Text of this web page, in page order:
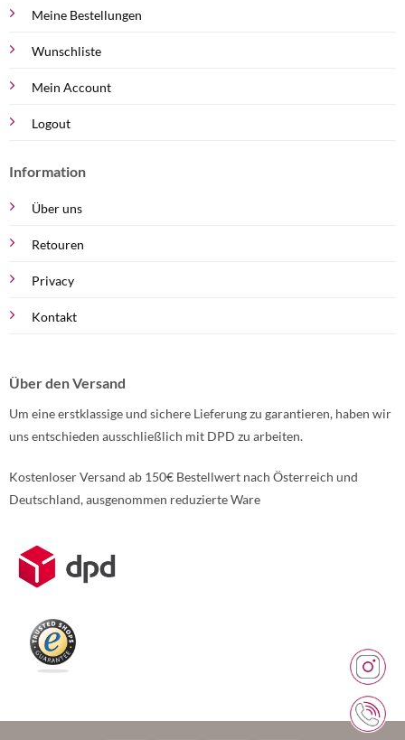
Meine Bestellungen
Wunschliste
Mein Account
Logout
Information
Über uns
Retouren
Privacy
Kontakt
Über den Versand
Um eine erstklassige und sichere Lieferung zu garantieren, haben wir
uns entschieden ausschließlich mit DPD zu arbeiten.
Kostenloser Versand ab 150€ Bestellwert nach Österreich und
Deutschland, ausgenommen reduzierte Ware
Weitere Informationen über den gesperrten Inhalt.